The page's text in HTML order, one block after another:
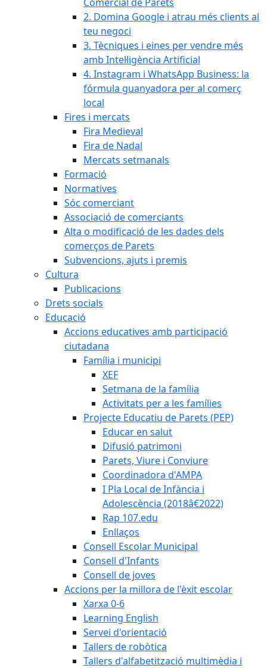
2. Domina Google i atrau més clients al
teu negoci
3. Tècniques i eines per vendre més
amb Intel·ligència Artificial
4. Instagram i WhatsApp Business: la
fórmula guanyadora per al comerç
local
Fires i mercats
Fira Medieval
Fira de Nadal
Mercats setmanals
Formació
Normatives
Sóc comerciant
Associació de comerciants
Alta o modificació de les dades dels
comerços de Parets
Subvencions, ajuts i premis
Cultura
Publicacions
Drets socials
Educació
Accions educatives amb participació
ciutadana
Família i municipi
XEF
Setmana de la família
Activitats per a les famílies
Projecte Educatiu de Parets (PEP)
Educar en salut
Difusió patrimoni
Parets, Viure i Conviure
Coordinadora d'AMPA
I Pla Local de Infància i
Adolescència (2018â€2022)
Rap 107.edu
Enllaços
Consell Escolar Municipal
Consell d'Infants
Consell de joves
Accions per la millora de l'èxit escolar
Xarxa 0-6
Learning English
Servei d'orientació
Tallers de robòtica
Tallers d'alfabetització multimèdia i